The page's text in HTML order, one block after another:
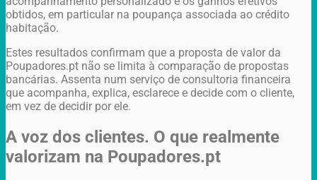
obtidos, em particular na poupança associada ao crédito
habitação.
Estes resultados confirmam que a proposta de valor da
Poupadores.pt não se limita à comparação de propostas
bancárias. Assenta num serviço de consultoria financeira
que acompanha, explica, esclarece e decide com o cliente,
em vez de decidir por ele.
A voz dos clientes. O que realmente
valorizam na Poupadores.pt